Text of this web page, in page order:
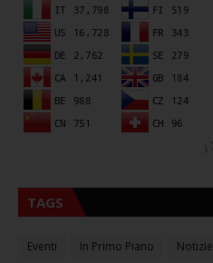
TAGS
Eventi In Primo Piano Notizie